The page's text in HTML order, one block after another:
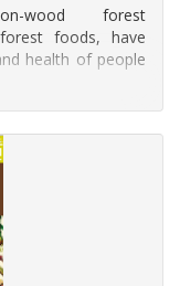
wood forest
foods, have
health of people
and urban areas.